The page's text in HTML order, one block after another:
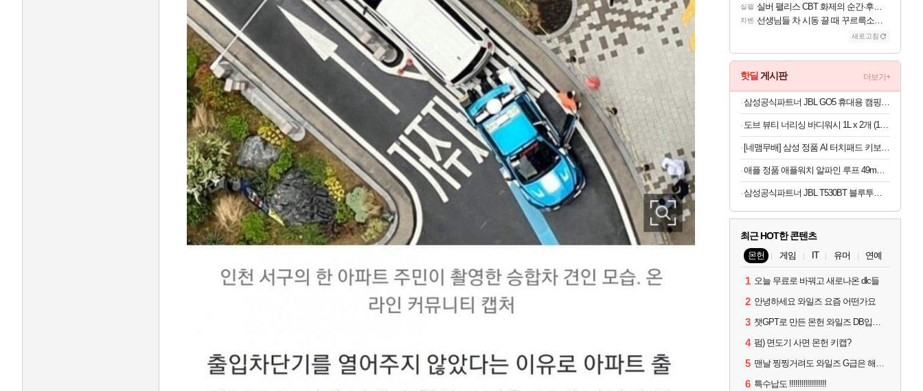
실팰 실버 팰리스 CBT 화제의 순간·후기 모음
차벤 선생님들 차 시동 끌 때 꾸르륵소리나는데
새로고침
핫딜 게시판 더보기+
삼성공식파트너 JBL GO5 휴대용 캠핑용 블루투스 스피커 퍼플
도브 뷰티 너리싱 바디워시 1L x 2개 (1개당 6,800원)
[네맴무배] 삼성 정품 AI 터치패드 키보드 북커버 케이스 블랙, 갤럭시 탭 S10 FE 플러스
애플 정품 애플워치 알파인 루프 49mm 블랙 티타늄 마감, M, 라이트 블루
삼성공식파트너 JBL T530BT 블루투스 헤드셋 무선 헤드폰 블랙
최근 HOT한 콘텐츠
몬헌 게임 IT 유머 연예
1 오늘 무료로 바꿔고 새로나온 dlc들
2 안녕하세요 와일즈 요즘 어떤가요
3 챗GPT로 만든 몬헌 와일즈 DB입니다.
4 펌) 면도기 사면 몬헌 키캡?
5 맨날 찡찡거려도 와일즈 G급은 해야하니까 접속 jpg
6 특수납도 !!!!!!!!!!!!!!!!!!